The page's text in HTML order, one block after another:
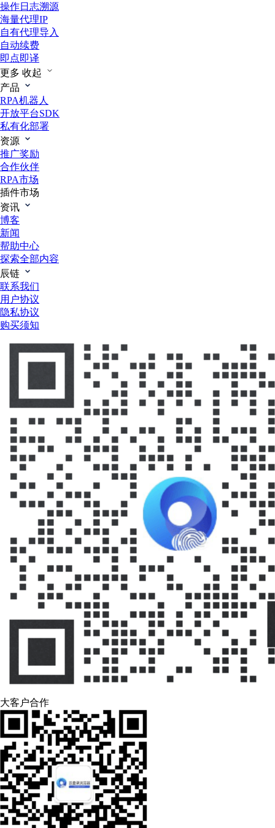
操作日志溯源
海量代理IP
自有代理导入
自动续费
即点即译
更多 收起
产品
RPA机器人
开放平台SDK
私有化部署
资源
推广奖励
合作伙伴
RPA市场
插件市场
资讯
博客
新闻
帮助中心
探索全部内容
辰链
联系我们
用户协议
隐私协议
购买须知
大客户合作